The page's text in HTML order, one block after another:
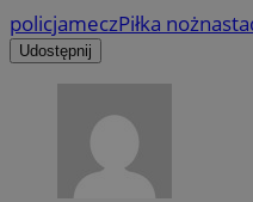
policjameczPiłka nożna
Udostępnij